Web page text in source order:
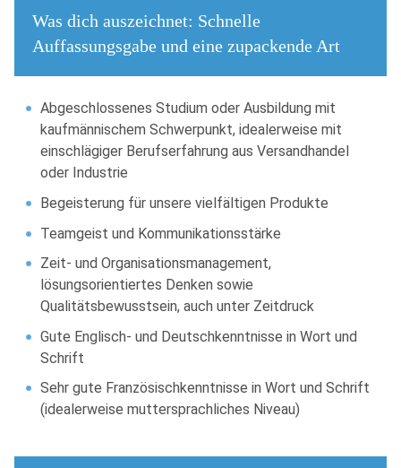
Was dich auszeichnet: Schnelle
Auffassungsgabe und eine zupackende Art
Abgeschlossenes Studium oder Ausbildung mit
kaufmännischem Schwerpunkt, idealerweise mit
einschlägiger Berufserfahrung aus Versandhandel
oder Industrie
Begeisterung für unsere vielfältigen Produkte
Teamgeist und Kommunikationsstärke
Zeit- und Organisationsmanagement,
lösungsorientiertes Denken sowie
Qualitätsbewusstsein, auch unter Zeitdruck
Gute Englisch- und Deutschkenntnisse in Wort und
Schrift
Sehr gute Französischkenntnisse in Wort und Schrift
(idealerweise muttersprachliches Niveau)